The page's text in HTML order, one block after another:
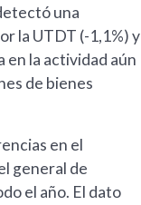
una
la UTDT (-1,1%) y
en la actividad aún
de bienes
en el
general de
el año. El dato